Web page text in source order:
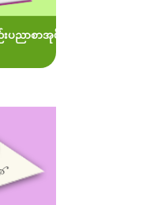
ညာစာအုပ်များ